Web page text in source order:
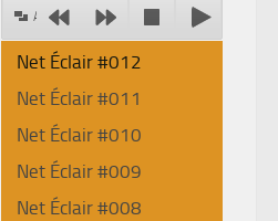
Agrandir
Net Éclair #012
Net Éclair #011
Net Éclair #010
Net Éclair #009
Net Éclair #008